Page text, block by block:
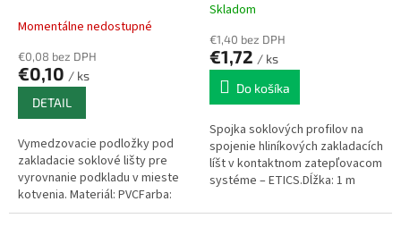
Momentálne nedostupné
€0,08 bez DPH
€0,10 / ks
DETAIL
Vymedzovacie podložky pod
zakladacie soklové lišty pre
vyrovnanie podkladu v mieste
kotvenia. Materiál: PVCFarba:
bordováBalenie: 50ks
Skladom
€1,40 bez DPH
€1,72 / ks
Do košíka
Spojka soklových profilov na
spojenie hliníkových zakladacích
líšt v kontaktnom zatepľovacom
systéme – ETICS.Dĺžka: 1 m